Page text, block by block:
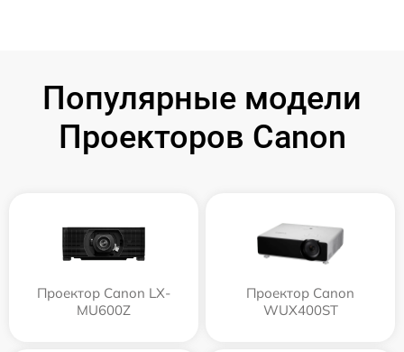
Популярные модели
Проекторов Canon
Проектор Canon LX-
MU600Z
Проектор Canon
WUX400ST